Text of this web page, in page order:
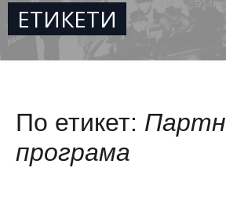
ЕТИКЕТИ
По етикет:
програма